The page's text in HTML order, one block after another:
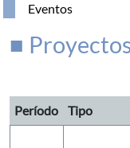
Eventos
■
Período Tipo